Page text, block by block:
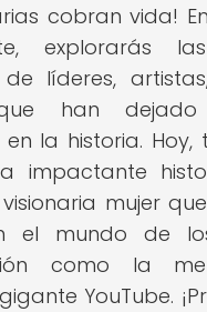
cobran vida!
explorarás
líderes,
han
la historia. Hoy,
impactante
visionaria mujer
el mundo de
como la
YouTube.